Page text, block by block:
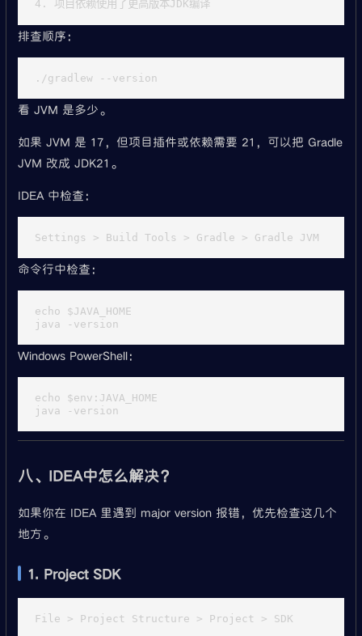
排查顺序：
看 JVM 是多少。
如果 JVM 是 17，但项目插件或依赖需要 21，可以把 Gradle
JVM 改成 JDK21。
IDEA 中检查：
命令行中检查：
echo $JAVA_HOME
Windows PowerShell：
echo $env:JAVA_HOME
八、IDEA中怎么解决？
如果你在 IDEA 里遇到 major version 报错，优先检查这几个
地方。
1. Project SDK